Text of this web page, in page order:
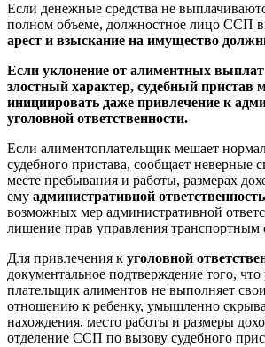
Если денежные средства не
полном объеме, должностное лицо ССП
арест и взыскание на имущество
Если уклонение от алиментных выплат
злостный характер, судебный пристав
инициировать даже привлечение к
уголовной ответственности.
Если алиментоплательщик мешает
судебного пристава, сообщает неверные
месте пребывания и работы, размерах
ему административной
возможных мер административной
лишение прав управления транспортным
Для привлечения к уголовной
документальное подтверждение того, что
плательщик алиментов не выполняет
отношению к ребенку, умышленно
нахождения, место работы и размеры
отделение ССП по вызову судебного